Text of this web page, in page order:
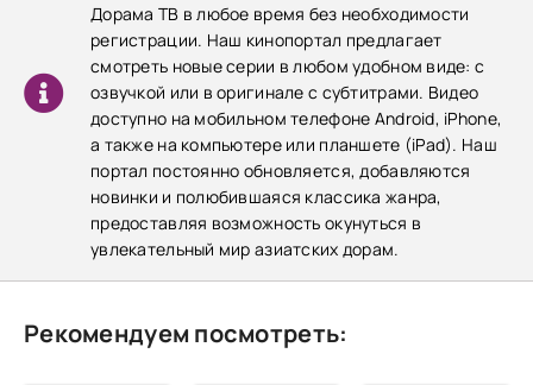
Дорама ТВ в любое время без необходимости
регистрации. Наш кинопортал предлагает
смотреть новые серии в любом удобном виде: с
озвучкой или в оригинале с субтитрами. Видео
доступно на мобильном телефоне Android, iPhone,
а также на компьютере или планшете (iPad). Наш
портал постоянно обновляется, добавляются
новинки и полюбившаяся классика жанра,
предоставляя возможность окунуться в
увлекательный мир азиатских дорам.
Рекомендуем посмотреть: